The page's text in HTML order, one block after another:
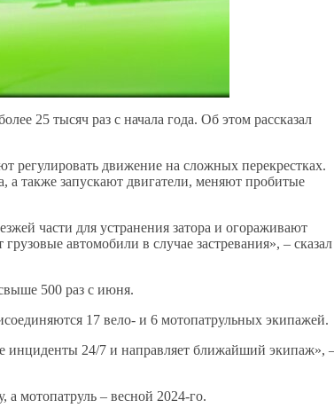
25 тысяч раз с начала года. Об этом рассказал
движение на сложных перекрестках.
также запускают двигатели, меняют пробитые
части для устранения затора и огораживают
автомобили в случае застревания», – сказал
500 раз с июня.
17 вело- и 6 мотопатрульных экипажей.
24/7 и направляет ближайший экипаж»,
а мотопатруль – весной 2024-го.